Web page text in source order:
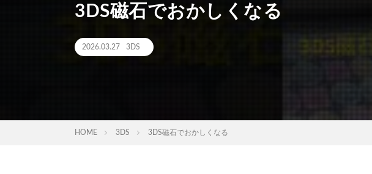
3DS磁石でおかしくなる
2026.03.27 3DS
HOME 3DS 3DS磁石でおかしくなる